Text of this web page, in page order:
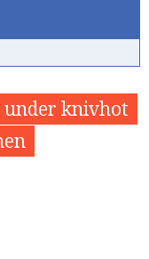
under knivhot